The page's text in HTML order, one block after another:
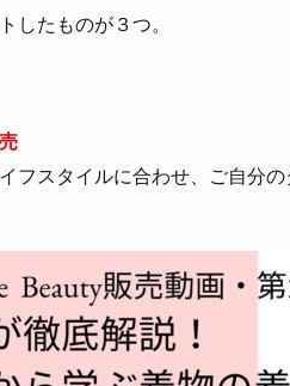
したものが３つ。
フスタイルに合わせ、ご自分